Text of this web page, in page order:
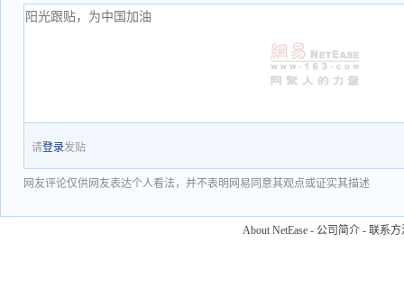
请登录发贴
网友评论仅供网友表达个人看法，并不表明网易同意其观点或证实其描述
About NetEase - 公司简介 - 联系方